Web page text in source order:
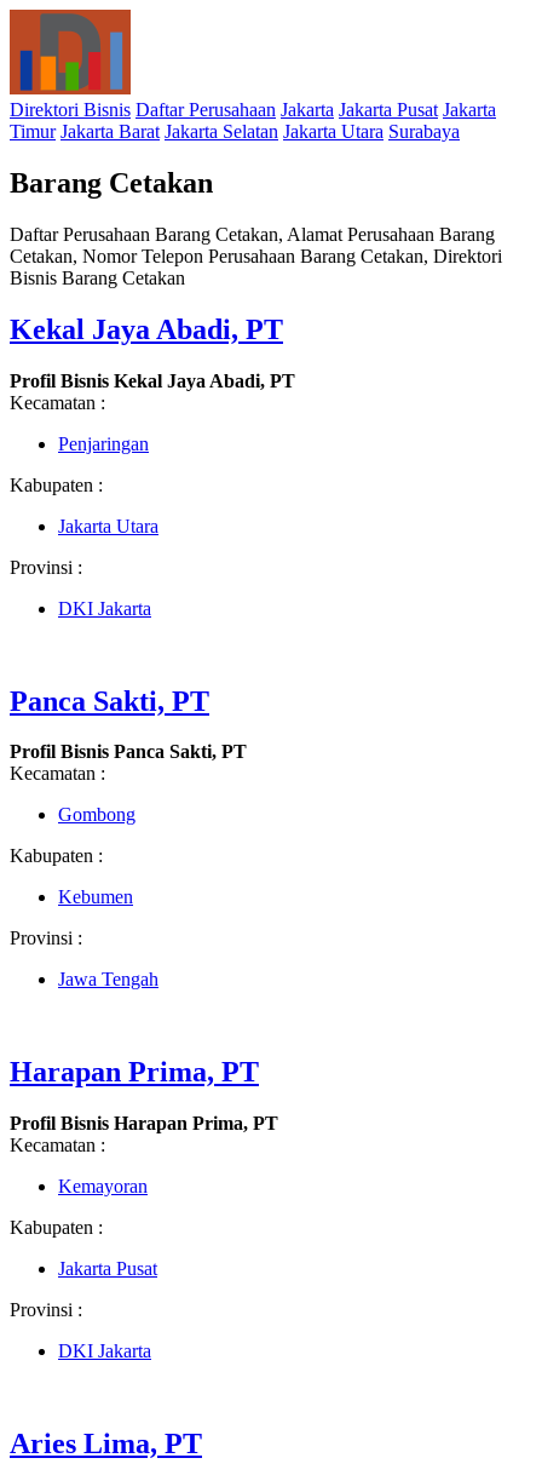
Direktori Bisnis Daftar Perusahaan Jakarta Jakarta Pusat Jakarta
Timur Jakarta Barat Jakarta Selatan Jakarta Utara Surabaya
Barang Cetakan
Daftar Perusahaan Barang Cetakan, Alamat Perusahaan Barang
Cetakan, Nomor Telepon Perusahaan Barang Cetakan, Direktori
Bisnis Barang Cetakan
Kekal Jaya Abadi, PT
Profil Bisnis Kekal Jaya Abadi, PT
Kecamatan :
Penjaringan
Kabupaten :
Jakarta Utara
Provinsi :
DKI Jakarta
Panca Sakti, PT
Profil Bisnis Panca Sakti, PT
Kecamatan :
Gombong
Kabupaten :
Kebumen
Provinsi :
Jawa Tengah
Harapan Prima, PT
Profil Bisnis Harapan Prima, PT
Kecamatan :
Kemayoran
Kabupaten :
Jakarta Pusat
Provinsi :
DKI Jakarta
Aries Lima, PT